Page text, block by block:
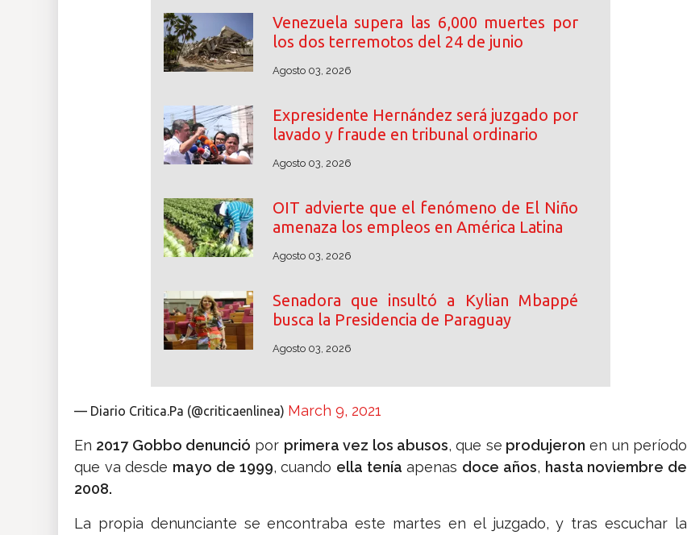
Venezuela supera las 6,000 muertes por
los dos terremotos del 24 de junio
Agosto 03, 2026
Expresidente Hernández será juzgado por
lavado y fraude en tribunal ordinario
Agosto 03, 2026
OIT advierte que el fenómeno de El Niño
amenaza los empleos en América Latina
Agosto 03, 2026
Senadora que insultó a Kylian Mbappé
busca la Presidencia de Paraguay
Agosto 03, 2026
— Diario Critica.Pa (@criticaenlinea) March 9, 2021
En 2017 Gobbo denunció por primera vez los abusos, que se produjeron en un período
que va desde mayo de 1999, cuando ella tenía apenas doce años, hasta noviembre de
2008.
La propia denunciante se encontraba este martes en el juzgado, y tras escuchar la